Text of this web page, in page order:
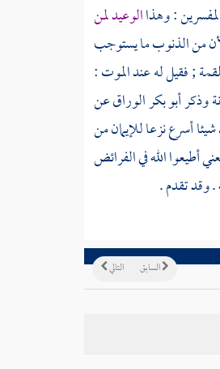
: وهذاالوعيد لمن
لأن من الذنوب ما يستوجب
; فقيل له عند الموت :
وذكرأبو بكر الوراقعن
أسرع نزعا للإيمان من
أطيعوا الله في الفرائض
وقد تقدم .
التالي السابق